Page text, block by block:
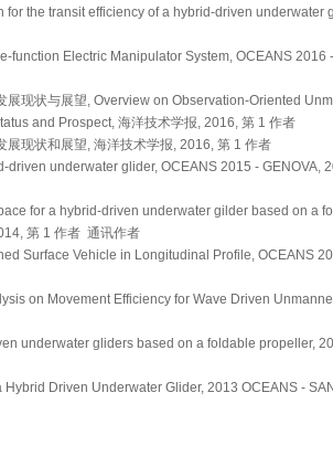
for the transit efficiency of a hybrid-driven underwater
function Electric Manipulator System, OCEANS 2016 -
展现状与展望, Overview on Observation-Oriented
and Prospect, 海洋技术学报, 2016, 第 1 作者
展现状和展望, 海洋技术学报, 2016, 第 1 作者
driven underwater glider, OCEANS 2015 - GENOVA,
for a hybrid-driven underwater gilder based on a
第 1 作者 通讯作者
Surface Vehicle in Longitudinal Profile, OCEANS
on Movement Efficiency for Wave Driven
underwater gliders based on a foldable propeller,
Driven Underwater Glider, 2013 OCEANS - SAN